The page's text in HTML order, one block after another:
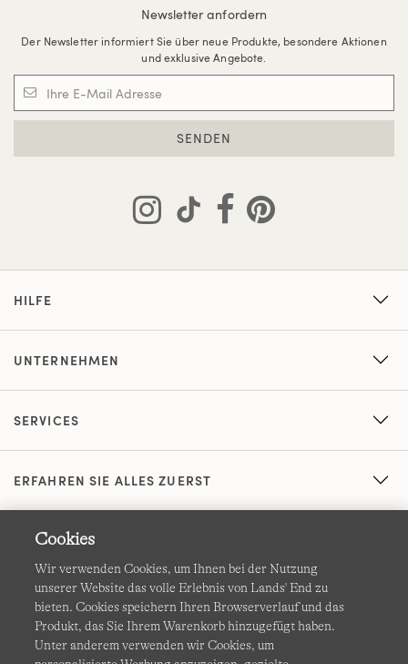
Newsletter anfordern
Der Newsletter informiert Sie über neue Produkte, besondere Aktionen
und exklusive Angebote.
SENDEN
HILFE
UNTERNEHMEN
SERVICES
ERFAHREN SIE ALLES ZUERST
Datenschutz & Sicherheit
Cookies
Wir verwenden Cookies, um Ihnen bei der Nutzung
unserer Website das volle Erlebnis von Lands' End zu
bieten. Cookies speichern Ihren Browserverlauf und das
Produkt, das Sie Ihrem Warenkorb hinzugefügt haben.
Unter anderem verwenden wir Cookies, um